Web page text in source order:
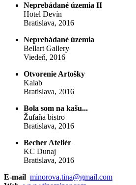
Neprebádané územia II
Hotel Devín
Bratislava, 2016
Neprebádané územia
Bellart Gallery
Viedeň, 2016
Otvorenie Artošky
Kalab
Bratislava, 2016
Bola som na kašu...
Žufaňa bistro
Bratislava, 2016
Becher Ateliér
KC Dunaj
Bratislava, 2016
E-mail minorova.tina@gmail.com